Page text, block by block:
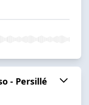
- Persillé